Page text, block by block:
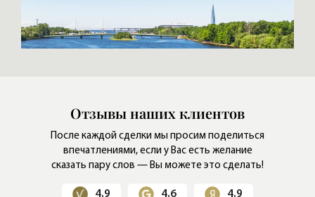
Отзывы наших клиентов
После каждой сделки мы просим поделиться
впечатлениями,если у Вас есть желание
сказать пару слов — Вы можете это сделать!
4.9 4.6 4.9